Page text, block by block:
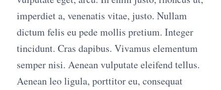
imperdiet a, venenatis vitae, justo. Nullam
dictum felis eu pede mollis pretium. Integer
tincidunt. Cras dapibus. Vivamus elementum
semper nisi. Aenean vulputate eleifend tellus.
Aenean leo ligula, porttitor eu, consequat